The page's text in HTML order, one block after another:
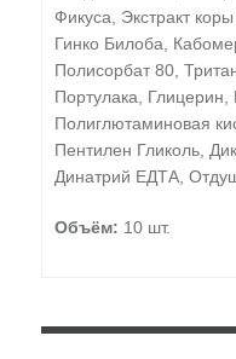
Фикуса, Экстракт
Гинко Билоба,
Полисорбат 80,
Портулака, Глицерин,
Полиглютаминовая
Пентилен Гликоль,
Динатрий ЕДТА,
Объём: 10 шт.